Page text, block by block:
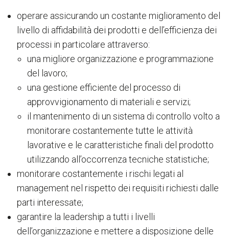
operare assicurando un costante miglioramento del
livello di affidabilità dei prodotti e dell’efficienza dei
processi in particolare attraverso:
una migliore organizzazione e programmazione
del lavoro;
una gestione efficiente del processo di
approvvigionamento di materiali e servizi;
il mantenimento di un sistema di controllo volto a
monitorare costantemente tutte le attività
lavorative e le caratteristiche finali del prodotto
utilizzando all’occorrenza tecniche statistiche;
monitorare costantemente i rischi legati al
management nel rispetto dei requisiti richiesti dalle
parti interessate;
garantire la leadership a tutti i livelli
dell’organizzazione e mettere a disposizione delle